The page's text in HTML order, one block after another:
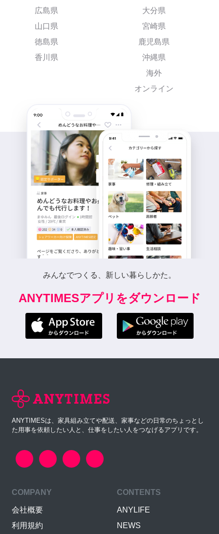
広島県
山口県
徳島県
香川県
大分県
宮崎県
鹿児島県
沖縄県
海外
オンライン
みんなでつくる、新しい暮らしかた。
ANYTIMESアプリをダウンロード
ANYTIMESは、家具組み立てや配送、家事などの日常のちょっとし
た用事を依頼したい人と、仕事をしたい人をつなげるアプリです。
COMPANY
会社概要
利用規約
CONTENTS
ANYLIFE
NEWS